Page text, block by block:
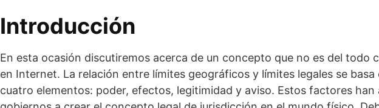
Introducción
En esta ocasión discutiremos acerca de un concepto que no es del todo
en Internet. La relación entre límites geográficos y límites legales se
cuatro elementos: poder, efectos, legitimidad y aviso. Estos factores han